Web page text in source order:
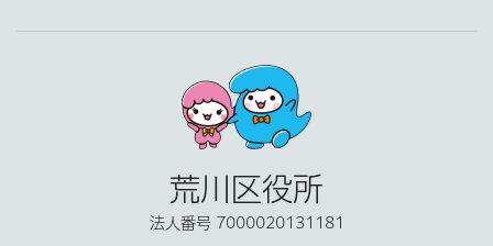
荒川区役所
法人番号 7000020131181